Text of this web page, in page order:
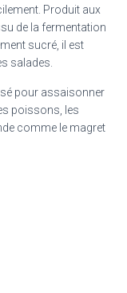
Produit aux
de la fermentation
sucré, il est
salades.
pour assaisonner
poissons, les
comme le magret